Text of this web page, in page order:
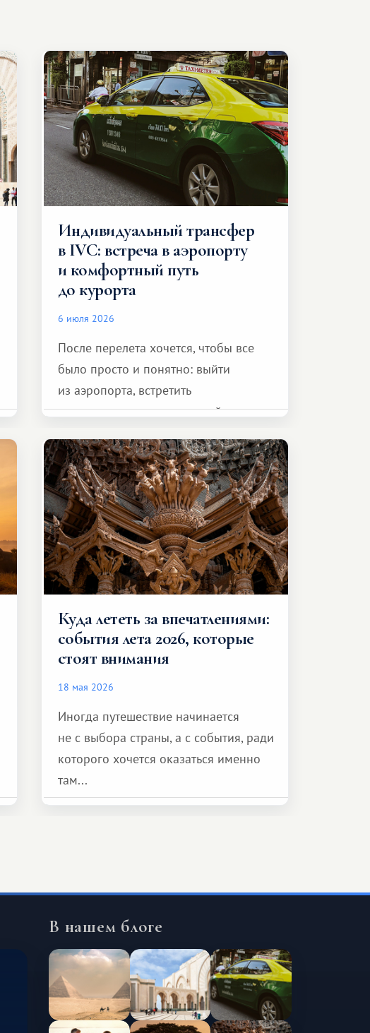
Индивидуальный трансфер
в IVC: встреча в аэропорту
и комфортный путь
до курорта
6 июля 2026
После перелета хочется, чтобы все
было просто и понятно: выйти
из аэропорта, встретить
представителя транспортной
и спокойно доехать до курорта.
Куда лететь за впечатлениями:
события лета 2026, которые
стоят внимания
18 мая 2026
Иногда путешествие начинается
не с выбора страны, а с события, ради
которого хочется оказаться именно
там...
В нашем блоге